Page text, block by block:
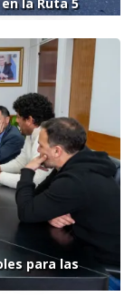
para las